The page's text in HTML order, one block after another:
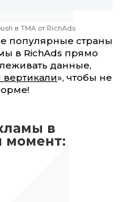
в TMA от RichAds
популярные страны
в RichAds прямо
данные,
вертикали», чтобы не
в
момент: